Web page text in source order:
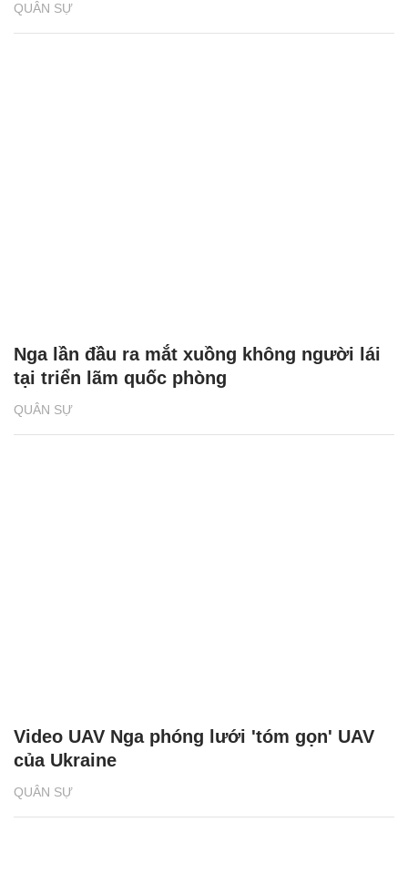
QUÂN SỰ
QUÂN SỰ
Nga lần đầu ra mắt xuồng không người lái
tại triển lãm quốc phòng
QUÂN SỰ
Video UAV Nga phóng lưới 'tóm gọn' UAV
của Ukraine